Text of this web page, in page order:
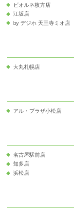
ビオルネ枚方店
江坂店
by デジホ 天王寺ミオ店
大丸札幌店
アル・プラザ小松店
名古屋駅前店
知多店
浜松店